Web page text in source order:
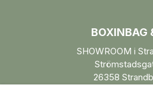
BOXINBAG
SHOWROOM i
26358